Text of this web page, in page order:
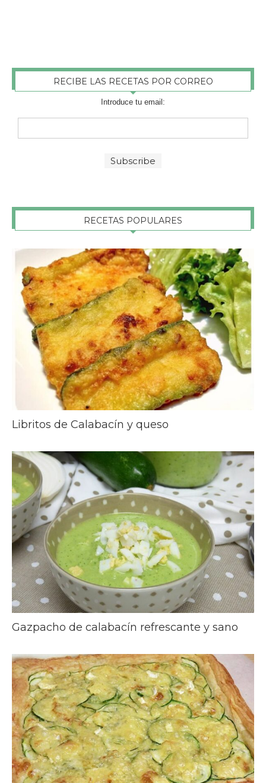
RECIBE LAS RECETAS POR CORREO
Introduce tu email:
RECETAS POPULARES
Libritos de Calabacín y queso
Gazpacho de calabacín refrescante y sano